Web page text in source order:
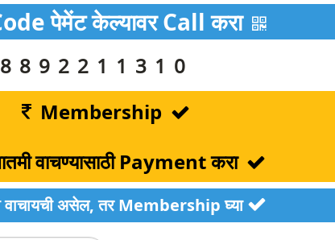
पेमेंट केल्यावर Call करा
8892211310
Membership
वाचण्यासाठी Payment करा
वाचायची असेल, तर Membership घ्या